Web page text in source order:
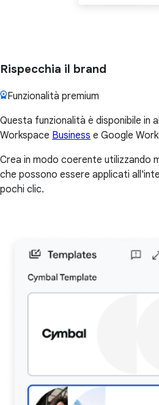
Rispecchia il brand
Funzionalità premium
Questa funzionalità è disponibile in
Workspace Business e Google
Crea in modo coerente utilizzando
che possono essere applicati
pochi clic.